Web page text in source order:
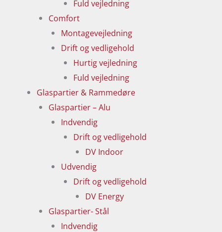
Fuld vejledning
Comfort
Montagevejledning
Drift og vedligehold
Hurtig vejledning
Fuld vejledning
Glaspartier & Rammedøre
Glaspartier – Alu
Indvendig
Drift og vedligehold
DV Indoor
Udvendig
Drift og vedligehold
DV Energy
Glaspartier- Stål
Indvendig